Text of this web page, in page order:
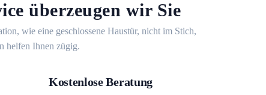
überzeugen wir Sie
wie eine geschlossene Haustür, nicht im Stich,
helfen Ihnen zügig.
Kostenlose Beratung